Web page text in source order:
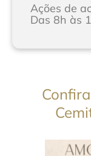
Ações de
Das 8h às